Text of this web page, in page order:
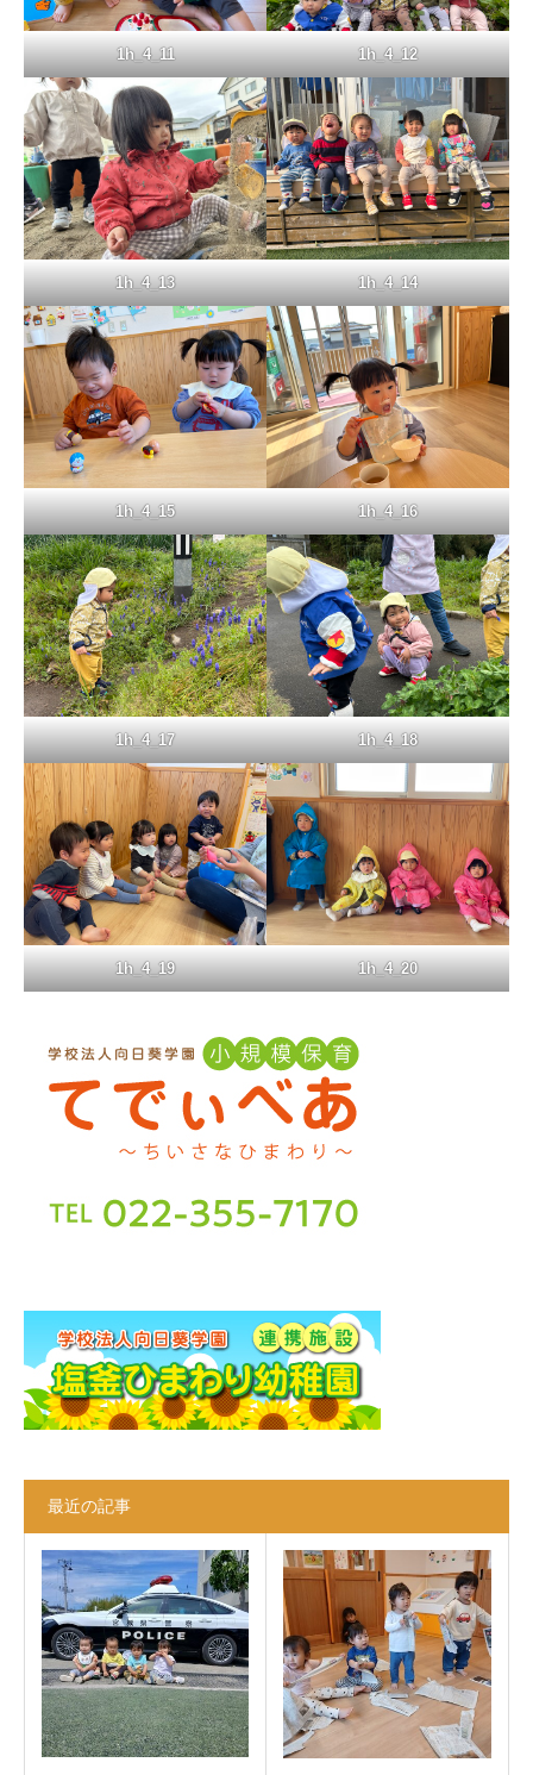
1h_4_11 1h_4_12
1h_4_13 1h_4_14
1h_4_15 1h_4_16
1h_4_17 1h_4_18
1h_4_19 1h_4_20
最近の記事